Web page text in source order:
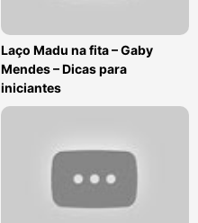
Laço Madu na fita – Gaby
Mendes – Dicas para
iniciantes